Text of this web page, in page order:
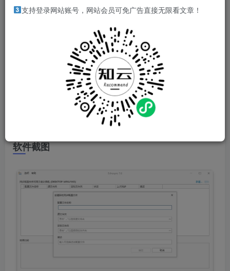
Echosync是一款便携、快速且可靠的差分文件同步软件。无
需安装，支持单向同步，避免数据重复操作。利用VSS技术
复制锁定文件，支持长路径和符号链接。可从命令行启动，
支持自动备份和差异数据同步。可将硬盘内容保存为VHD文
件，用于虚拟机恢复。界面简洁，操作方便，是本地备份的
软件截图
支持登录网站账号，网站会员可免广告直接无限看文章！